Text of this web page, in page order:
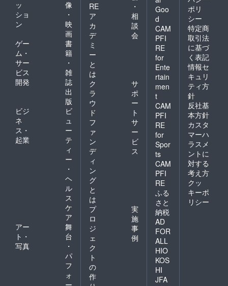
ッ
ショ
ン
像
・
映
画
ゲー
ム・
サー
ビス
開発
書
籍
・
雑
誌
出
版
ビジ
ネ
ス・
起業
ビ
ュ
ー
テ
ィ
ー
・
ヘ
ル
ス
ケ
ア
アー
ト・
写真
舞
台
・
パ
フ
ォ
RE
ア
カ
デ
ミ
ー
と
は
・
相
談
会
ク
ラ
ウ
ド
フ
ァ
ン
デ
ィ
ン
グ
と
は
サ
ポ
ー
ト
サ
ー
ビ
ス
プ
ロ
ジ
ェ
ク
ト
の
作
実
施
事
例
Goo
d
CAM
PFI
RE
for
Ente
rtain
men
t
CAM
PFI
RE
for
Spor
ts
CAM
PFI
RE
ふる
さと
納税
AD
FOR
ALL
HIO
KOS
HI
JFA
ポリ
シー
特定商
取引法
に基づ
く表記
情報セ
キュリ
ティ方
針
反社基
本方針
カスタ
マーハ
ラスメ
ントに
対する
考え方
クッ
キーポ
リシー